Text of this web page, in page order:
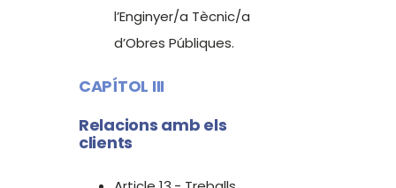
l’Enginyer/a Tècnic/a
d’Obres Públiques.
CAPÍTOL III
Relacions amb els
clients